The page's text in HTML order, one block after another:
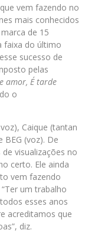
vem fazendo no
mais conhecidos
de 15
faixa do último
sucesso de
pelas
amor, É tarde
o
Caique (tantan
BEG (voz). De
visualizações no
certo. Ele ainda
vem fazendo
um trabalho
esses anos
acreditamos que
diz.